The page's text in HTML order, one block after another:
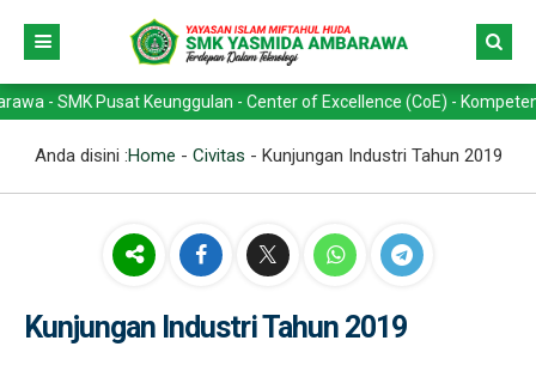
SMK Pusat Keunggulan - Center of Excellence (CoE) - Kompetensi
Anda disini :Home - Civitas - Kunjungan Industri Tahun 2019
Kunjungan Industri Tahun 2019